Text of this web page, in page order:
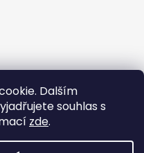
Dalším
souhlas s
zde.